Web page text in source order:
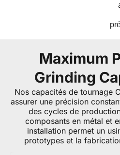
Maximum
Grinding
Nos capacités de tournage
assurer une précision
des cycles de
composants en métal et
installation permet un
prototypes et la